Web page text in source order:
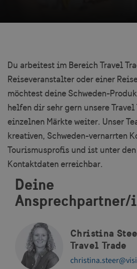
Du arbeitest im Bereich Travel
Reiseveranstalter oder einer
möchtest deine Schweden-
helfen dir sehr gern unsere Travel
einzelnen Märkte weiter. Unser
kreativen, Schweden-vernarrten
Tourismusprofis und ist unter
Kontaktdaten erreichbar.
Deine
Ansprechpartner/
Christina
Travel Trade